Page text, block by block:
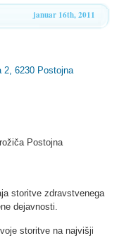
januar 16th, 2011
2, 6230 Postojna
Postojna
storitve zdravstvenega
dejavnosti.
storitve na najvišji